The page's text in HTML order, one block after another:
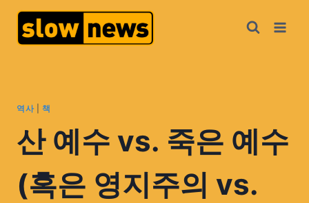
역사| 책
산 예수 vs. 죽은 예수
(혹은 영지주의 vs.